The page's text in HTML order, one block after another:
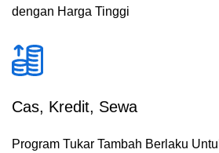
dengan Harga Tinggi
Cas, Kredit, Sewa
Program Tukar Tambah Berlaku